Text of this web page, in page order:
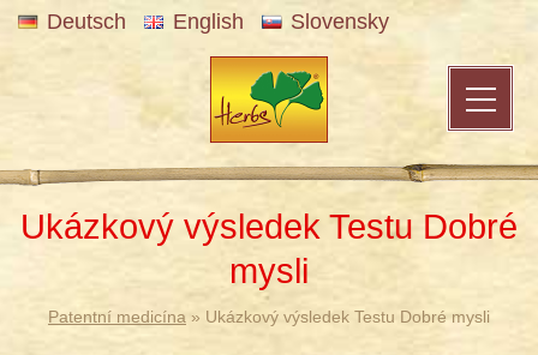
Deutsch English Slovensky
Ukázkový výsledek Testu Dobré
mysli
Patentní medicína » Ukázkový výsledek Testu Dobré mysli